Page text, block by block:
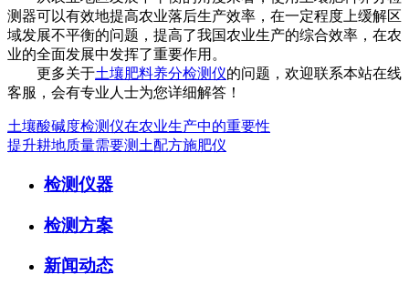
测器可以有效地提高农业落后生产效率，在一定程度上缓解区
域发展不平衡的问题，提高了我国农业生产的综合效率，在农
业的全面发展中发挥了重要作用。
更多关于土壤肥料养分检测仪的问题，欢迎联系本站在线
客服，会有专业人士为您详细解答！
土壤酸碱度检测仪在农业生产中的重要性
提升耕地质量需要测土配方施肥仪
检测仪器
检测方案
新闻动态